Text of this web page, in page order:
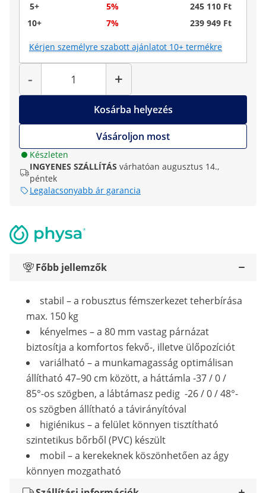
5+
5%
245 110 Ft
10+
7% 239 949 Ft
Kérjen személyre szabott ajánlatot 10+ termékre
-
Mennyiség
+
Kosárba helyezés
Vásároljon most
Készleten
INGYENES SZÁLLÍTÁS várhatóan augusztus 14.,
péntek
Legalacsonyabb ár garancia
Főbb jellemzők
stabil – a robusztus fémszerkezet teherbírása
max. 150 kg
kényelmes ­– a 80 mm vastag párnázat
biztosítja a komfortos fekvő-, illetve ülőpozíciót
variálható – a munkamagasság optimálisan
állítható 47–90 cm között, a háttámla -37 / 0 /
85°-os szögben, a lábtámasz pedig -26 / 0 / 48°-
os szögben állítható a távirányítóval
higiénikus – a felület könnyen tisztítható
szintetikus bőrből (PVC) készült
mobil – a kerekeknek köszönhetően az ágy
könnyen mozgatható